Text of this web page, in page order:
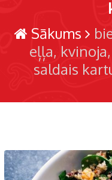
Sākums
eļļa kvinoja
saldais